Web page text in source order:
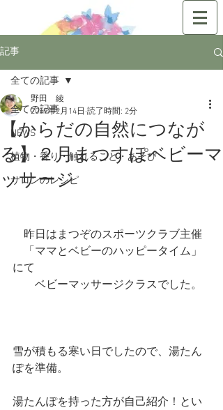
記事
全ての記事
NEWS
植物・香り・触れること・あそび
サロンのレシピ
全ての記事
【からだの自然につなが
る】２月まつすぽベビーマ
ッサージ
野田 綾
2019年2月14日 読了時間: 2分
昨日はまつぞのスポーツクラブ主催
「ママとベビーのハッピータイム」
にて
ベビーマッサージクラスでした。
雪が積もる寒い日でしたので、湯たん
ぽを準備。
湯たんぽを持った方が自己紹介！とい